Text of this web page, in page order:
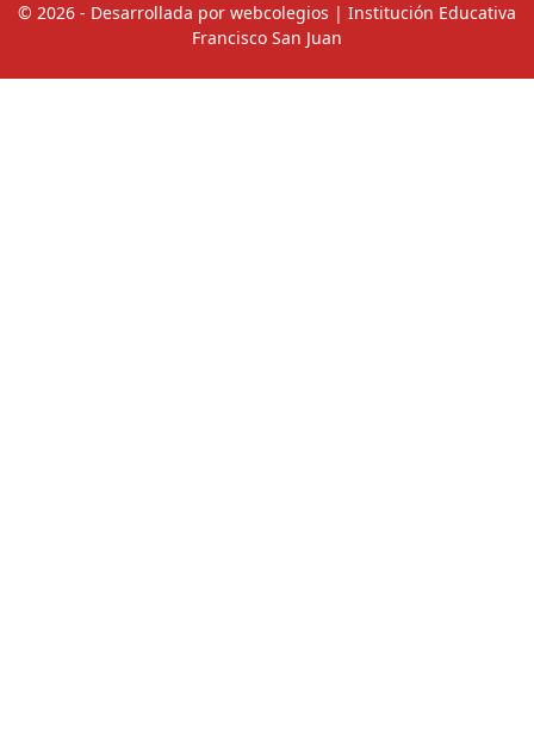
© 2026 - Desarrollada por webcolegios | Institución Educativa
Francisco San Juan